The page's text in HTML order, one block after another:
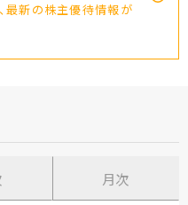
最新の株主優待情報が
月次